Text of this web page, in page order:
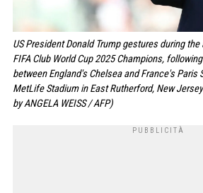
US President Donald Trump gestures during
FIFA Club World Cup 2025 Champions,
between England's Chelsea and France's Paris
MetLife Stadium in East Rutherford, New
by ANGELA WEISS / AFP)